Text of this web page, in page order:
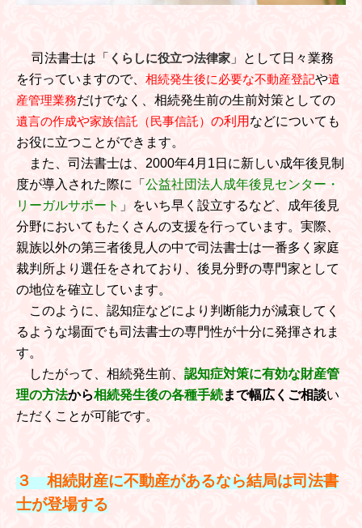
司法書士は「 くらしに役立つ法律家 」として日々業務
を行っていますので、 相続発生後に必要な不動産登記や遺
産管理業務だけでなく、相続発生前の生前対策としての
遺言の作成や家族信託（民事信託） の利用 などについても
お役に立つことができます。
また、司法書士は、 2000年4月1日に新しい成年後見制
度が導入された際に 「 公益社団法人成年後見センター・
リーガルサポート 」をいち早く設立するなど、成年後見
分野においてもたくさんの支援を行っています。実際、
親族以外の第三者後見人の中で司法書士は一番多く家庭
裁判所より選任をされており、後見分野の専門家として
の地位を確立しています。
このように
、認知症などにより判断能力が減衰してく
るような場面でも司法書士の専門性が十分に発揮されま
す。
したがって、相続発生前、 認知症対策に有効な財産管
理の方法から相続発生後の各種手続まで幅広くご相談い
ただくことが可能です。
３ 相続財産に不動産があるなら結局は司法書
士が登場する